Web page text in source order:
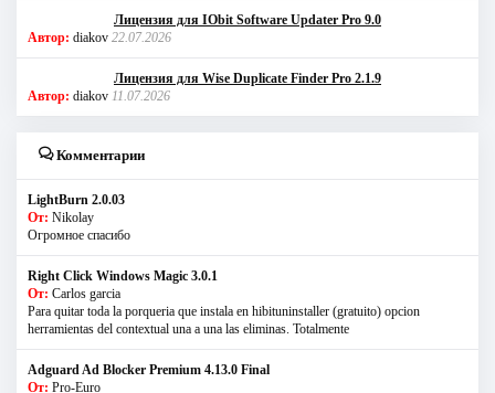
Лицензия для IObit Software Updater Pro 9.0
Автор: diakov 22.07.2026
Лицензия для Wise Duplicate Finder Pro 2.1.9
Автор: diakov 11.07.2026
Комментарии
LightBurn 2.0.03
От: Nikolay
Огромное спасибо
Right Click Windows Magic 3.0.1
От: Carlos garcia
Para quitar toda la porqueria que instala en hibituninstaller (gratuito) opcion
herramientas del contextual una a una las eliminas. Totalmente
Adguard Ad Blocker Premium 4.13.0 Final
От: Pro-Euro